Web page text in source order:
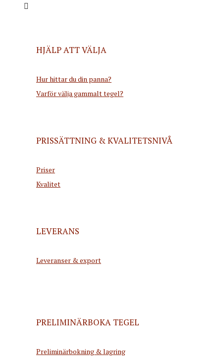
HJÄLP ATT VÄLJA
Hur hittar du din panna?
Varför välja gammalt tegel?
PRISSÄTTNING & KVALITETSNIVÅ
Priser
Kvalitet
LEVERANS
Leveranser & export
PRELIMINÄRBOKA TEGEL
Preliminärbokning & lagring